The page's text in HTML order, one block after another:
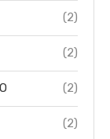
(2)
(2)
(2)
(2)